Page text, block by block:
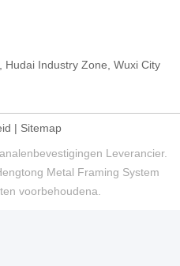
Hudai Industry Zone, Wuxi City
| Sitemap
Leverancier.
Metal Framing System
voorbehoudena.